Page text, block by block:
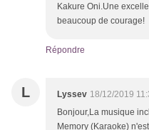
Kakure Oni.Une
beaucoup de courage!
Répondre
L Lyssev 18/12/2019
Bonjour,La musique
Memory (Karaoke)